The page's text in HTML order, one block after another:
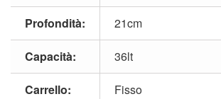
Profondità: 21cm
Capacità: 36lt
Carrello: Fisso